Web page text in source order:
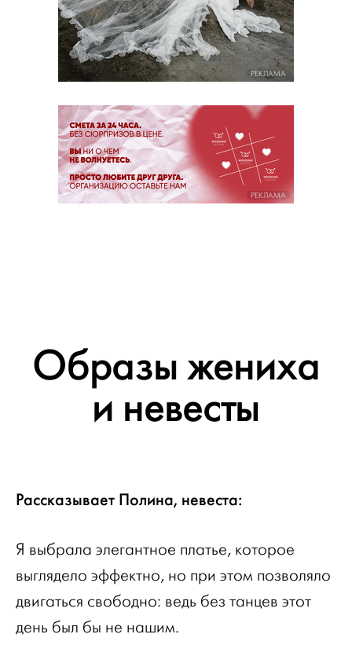
РЕКЛАМА
РЕКЛАМА
Образы жениха
и невесты
Рассказывает Полина, невеста:
Я выбрала элегантное платье, которое
выглядело эффектно, но при этом позволяло
двигаться свободно: ведь без танцев этот
день был бы не нашим.